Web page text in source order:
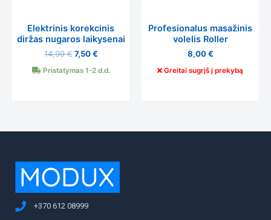
Elektrinis korekcinis
diržas nugaros laikysenai
14,99€ 7,50€
Pristatymas 1-2 d.d.
Profesionalus masažinis
volelis Roller
8,00€
Greitai sugrįš į prekybą
+370 612 08999